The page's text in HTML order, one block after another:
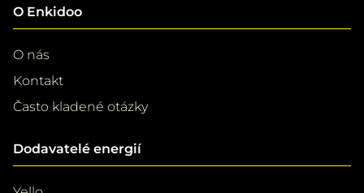
O Enkidoo
O nás
Kontakt
Často kladené otázky
Dodavatelé energií